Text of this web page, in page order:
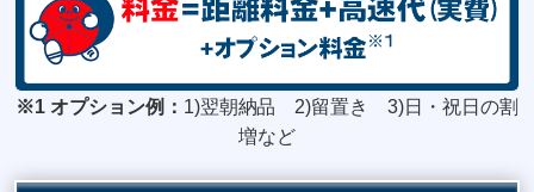
※1 オプション例： 1)翌朝納品 2)留置き 3)日・祝日の割
増など